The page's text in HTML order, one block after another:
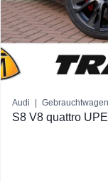
Audi Gebrauchtwagen
S8 V8 quattro